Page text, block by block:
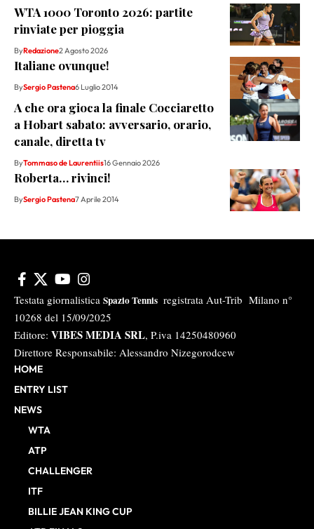
WTA 1000 Toronto 2026: partite
rinviate per pioggia
ByRedazione2 Agosto 2026
Italiane ovunque!
BySergio Pastena6 Luglio 2014
A che ora gioca la finale Cocciaretto
a Hobart sabato: avversario, orario,
canale, diretta tv
ByTommaso de Laurentiis16 Gennaio 2026
Roberta… rivinci!
BySergio Pastena7 Aprile 2014
Testata giornalistica Spazio Tennis registrata Aut-Trib Milano n°
10268 del 15/09/2025
Editore: VIBES MEDIA SRL, P.iva 14250480960
Direttore Responsabile: Alessandro Nizegorodcew
HOME
ENTRY LIST
NEWS
WTA
ATP
CHALLENGER
ITF
BILLIE JEAN KING CUP